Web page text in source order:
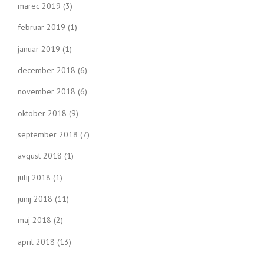
marec 2019 (3)
februar 2019 (1)
januar 2019 (1)
december 2018 (6)
november 2018 (6)
oktober 2018 (9)
september 2018 (7)
avgust 2018 (1)
julij 2018 (1)
junij 2018 (11)
maj 2018 (2)
april 2018 (13)